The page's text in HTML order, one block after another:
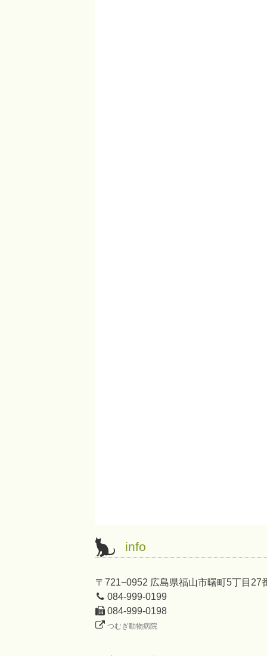
info
〒721−0952 広島県福山市曙町5丁目27
084-999-0199
084-999-0198
つむぎ動物病院